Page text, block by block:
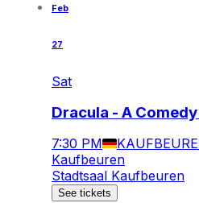
Feb
27
Sat
Dracula - A
7:30 PM
Kaufbeuren
Stadtsaal Kaufbeuren
See tickets